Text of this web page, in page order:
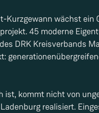
wächst ein
45 moderne
DRK Kreisverbands
kommt nicht von
realisiert.